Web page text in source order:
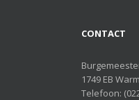
CONTACT
1749 EB
Telefoon: